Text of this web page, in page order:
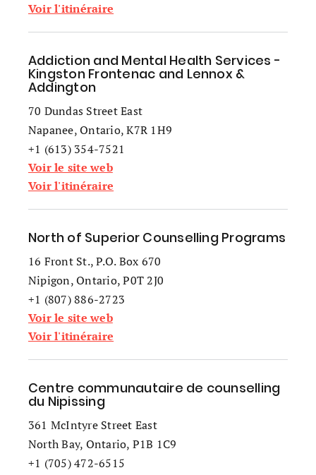
Voir l'itinéraire
Addiction and Mental Health Services -
Kingston Frontenac and Lennox &
Addington
70 Dundas Street East
Napanee, Ontario, K7R 1H9
+1 (613) 354-7521
Voir le site web
Voir l'itinéraire
North of Superior Counselling Programs
16 Front St., P.O. Box 670
Nipigon, Ontario, P0T 2J0
+1 (807) 886-2723
Voir le site web
Voir l'itinéraire
Centre communautaire de counselling
du Nipissing
361 McIntyre Street East
North Bay, Ontario, P1B 1C9
+1 (705) 472-6515